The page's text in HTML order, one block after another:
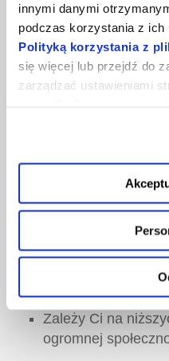
innymi danymi
podczas korzystania z ich
Polityką korzystania z
się więcej lub przejdź do
zarządzać ustawieniami
akceptujesz
cookies.
Potrzebujesz
page’a lub strony
Chcesz uniknąć
aktualizacjami.
Planujesz
Potrzebujesz
Chcesz mieć
Zależy Ci na
ogromnej